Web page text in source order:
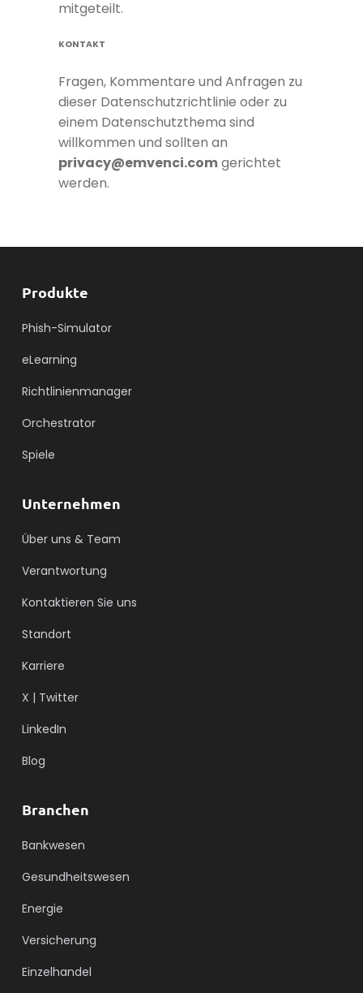
mitgeteilt.
KONTAKT
Fragen, Kommentare und Anfragen zu
dieser Datenschutzrichtlinie oder zu
einem Datenschutzthema sind
willkommen und sollten an
privacy@emvenci.comgerichtet
werden.
Produkte
Phish-Simulator
eLearning
Richtlinienmanager
Orchestrator
Spiele
Unternehmen
Über uns & Team
Verantwortung
Kontaktieren Sie uns
Standort
Karriere
X | Twitter
LinkedIn
Blog
Branchen
Bankwesen
Gesundheitswesen
Energie
Versicherung
Einzelhandel